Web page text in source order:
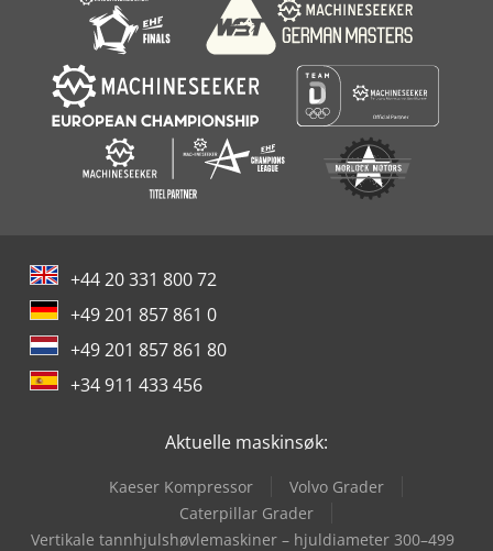
+44 20 331 800 72
+49 201 857 861 0
+49 201 857 861 80
+34 911 433 456
Aktuelle maskinsøk:
Kaeser Kompressor
Volvo Grader
Caterpillar Grader
Vertikale tannhjulshøvlemaskiner – hjuldiameter 300–499